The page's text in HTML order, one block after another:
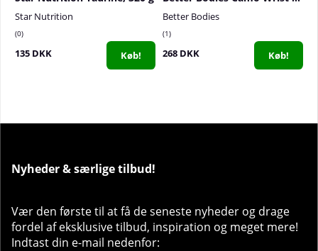
Star Nutrition
0
135 DKK Køb!
Better Bodies
1
268 DKK Køb!
Nyheder & særlige tilbud!
Vær den første til at få de seneste nyheder og drage
fordel af eksklusive tilbud, inspiration og meget mere!
Indtast din e-mail nedenfor: